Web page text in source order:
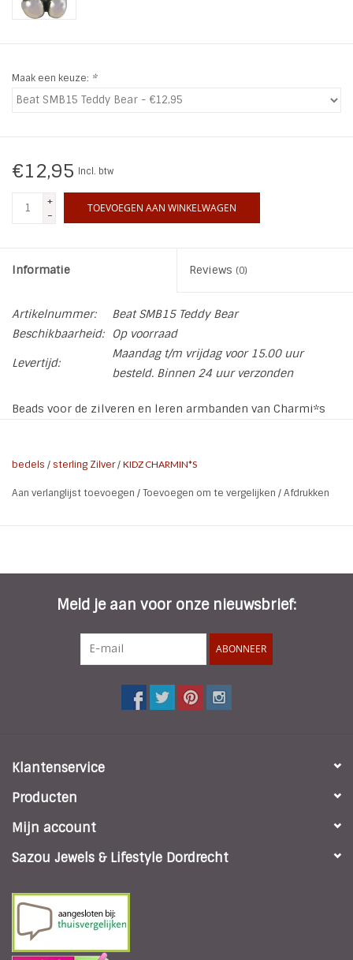
Blog
Maak een keuze: *
€12,95 Incl. btw
+
-
TOEVOEGEN AAN WINKELWAGEN
Informatie Reviews (0)
Artikelnummer:
Beat SMB15 Teddy Bear
Beschikbaarheid:
Op voorraad
Levertijd:
Maandag t/m vrijdag voor 15.00 uur
besteld. Binnen 24 uur verzonden
Beads voor de zilveren en leren armbanden van Charmi*s
bedels /sterling Zilver/ KIDZ CHARMIN*S
Aan verlanglijst toevoegen /Toevoegen om te vergelijken /Afdrukken
Meld je aan voor onze nieuwsbrief:
ABONNEER
Klantenservice
Producten
Mijn account
Sazou Jewels & Lifestyle Dordrecht